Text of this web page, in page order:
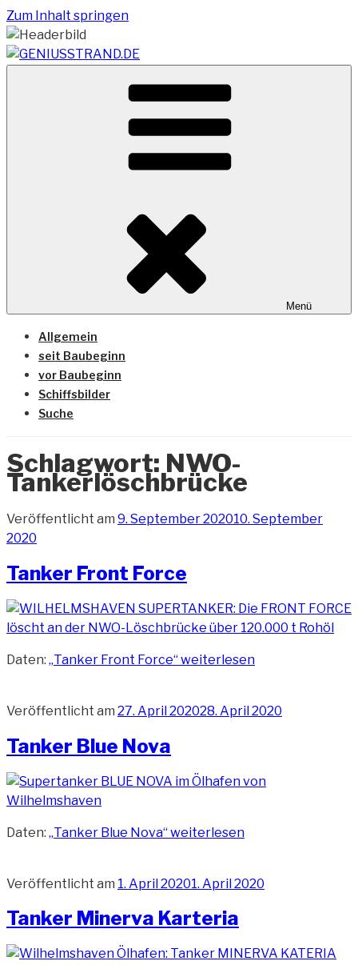
Zum Inhalt springen
GENIUSSTRAND.DE
Vom Geniusstrand zum JadeWeserPort/Container
Terminal Wilhelmshaven
Menü
Allgemein
seit Baubeginn
vor Baubeginn
Schiffsbilder
Suche
Schlagwort: NWO-
Tankerlöschbrücke
Veröffentlicht am 9. September 202010. September
2020
Tanker Front Force
Daten: „Tanker Front Force“weiterlesen
Veröffentlicht am 27. April 202028. April 2020
Tanker Blue Nova
Daten: „Tanker Blue Nova“weiterlesen
Veröffentlicht am 1. April 20201. April 2020
Tanker Minerva Karteria